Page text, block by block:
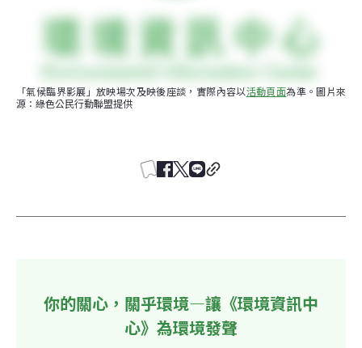
「氣候臨界影展」放映場次及映後座談，實際內容以活動頁面為準。圖片來
源：綠色公民行動聯盟提供
你的關心，關乎環境—讓《環境資訊中
心》為環境發聲